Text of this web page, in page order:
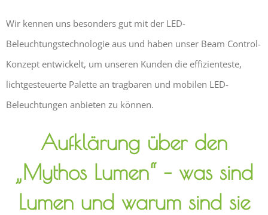
Wir kennen uns besonders gut mit der LED-
Beleuchtungstechnologie aus und haben unser Beam Control-
Konzept entwickelt, um unseren Kunden die effizienteste,
lichtgesteuerte Palette an tragbaren und mobilen LED-
Beleuchtungen anbieten zu können.
Aufklärung über den
„Mythos Lumen“ – was sind
Lumen und warum sind sie